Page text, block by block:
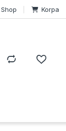
Shop Korpa